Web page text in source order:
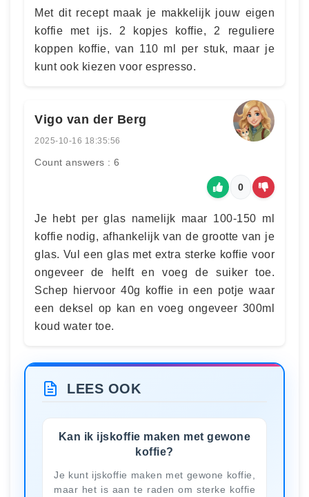
Met dit recept maak je makkelijk jouw eigen
koffie met ijs. 2 kopjes koffie, 2 reguliere
koppen koffie, van 110 ml per stuk, maar je
kunt ook kiezen voor espresso.
Vigo van der Berg
2025-10-16 18:35:56
Count answers : 6
0
Je hebt per glas namelijk maar 100-150 ml
koffie nodig, afhankelijk van de grootte van je
glas. Vul een glas met extra sterke koffie voor
ongeveer de helft en voeg de suiker toe.
Schep hiervoor 40g koffie in een potje waar
een deksel op kan en voeg ongeveer 300ml
koud water toe.
LEES OOK
Kan ik ijskoffie maken met gewone
koffie?
Je kunt ijskoffie maken met gewone koffie,
maar het is aan te raden om sterke koffie